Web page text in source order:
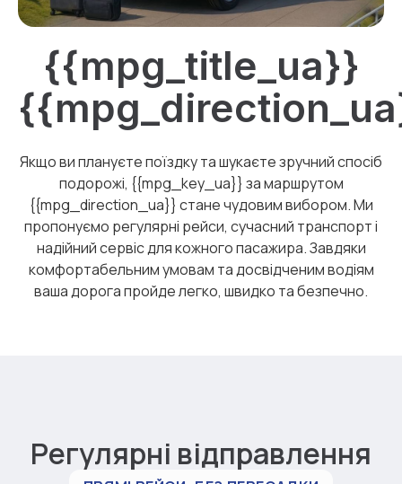
{{mpg_title_ua}}
Якщо ви плануєте поїздку та шукаєте зручний спосіб
подорожі, {{mpg_key_ua}} за маршрутом
{{mpg_direction_ua}} стане чудовим вибором. Ми
пропонуємо регулярні рейси, сучасний транспорт і
надійний сервіс для кожного пасажира. Завдяки
комфортабельним умовам та досвідченим водіям
ваша дорога пройде легко, швидко та безпечно.
Регулярні відправлення